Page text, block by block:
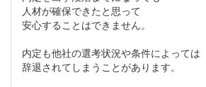
人材が確保できたと思って
安心することはできません。
内定も他社の選考状況や条件によっては
辞退されてしまうことがあります。